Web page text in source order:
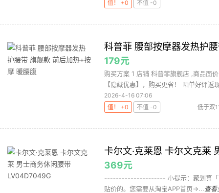
值！ +0
不值 -0
科普菲 腰部按摩器发热护
179元
购买方案 1 店铺 科普菲旗舰店 ,商品面
【隐藏优惠】，购买更省！ 晒单好评返
2026-4-16 07:06
值！ +0
不值 -0 低于双
卡尔文·克莱恩 卡尔文克莱
369元
--------------------- 小提示：聚划算「百
贴价的。您需要从淘宝APP首页->... 查看